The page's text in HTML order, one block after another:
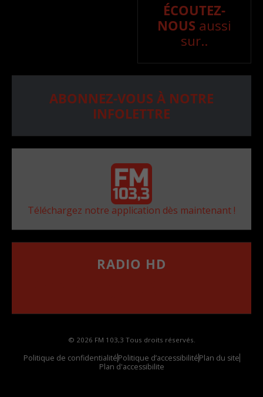
ÉCOUTEZ-
NOUS aussi
sur..
ABONNEZ-VOUS À NOTRE
INFOLETTRE
Téléchargez notre application dès maintenant !
RADIO HD
© 2026 FM 103,3 Tous droits réservés.
Politique de confidentialitéPolitique d’accessibilitéPlan du site
Plan d'accessibilite